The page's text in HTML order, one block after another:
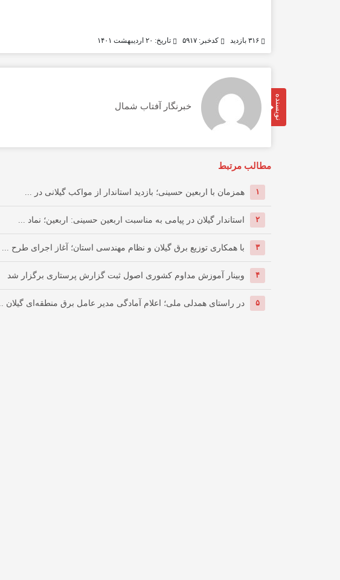
کدخبر: ۵۹۱۷ تاریخ: ۲۰ اردیبهشت ۱۴۰۱
نویسنده خبرنگار آفتاب شمال
مطالب مرتبط
۱ همزمان با اربعین حسینی؛ بازدید استاندار از مواکب گیلانی در ...
۲ استاندار گیلان در پیامی به مناسبت اربعین حسینی: اربعین؛ نماد ...
۳ با همکاری توزیع برق گیلان و نظام مهندسی استان؛ آغاز اجرای طرح ...
۴ وبینار آموزش مداوم کشوری اصول ثبت گزارش پرستاری برگزار شد
۵ در راستای همدلی ملی؛ اعلام آمادگی مدیر عامل برق منطقه‌ای گیلان ...